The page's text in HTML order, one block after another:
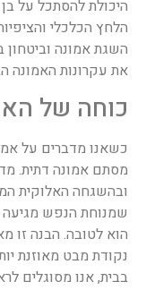
היכולת להסתכל על
הלחץ הכלכלי
השגת אמונה
את עקרונות האמונה
כוחה של
כשאנו מדברים על
מסתם אמונה דתית.
ובהשגחה האלוקית
שמנוחת הנפש מגיעה
הוא לטובה. הבנה זו
נקודת מבט מאוזנת
בבית, אנו מסוגלים